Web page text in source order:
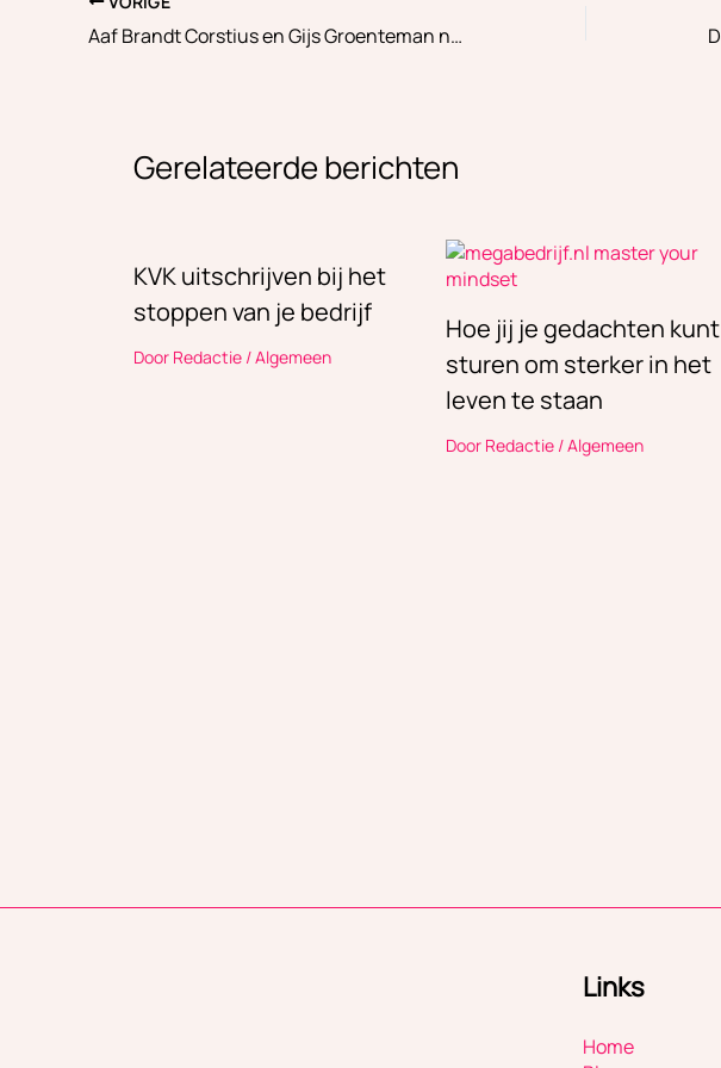
Aaf Brandt Corstius en Gijs Groenteman nemen afscheid na twintig jaar samen
Gerelateerde berichten
KVK uitschrijven bij het
stoppen van je bedrijf
Door Redactie /Algemeen
Hoe jij je gedachten kunt
sturen om sterker in het
leven te staan
Door Redactie /Algemeen
Links
Home